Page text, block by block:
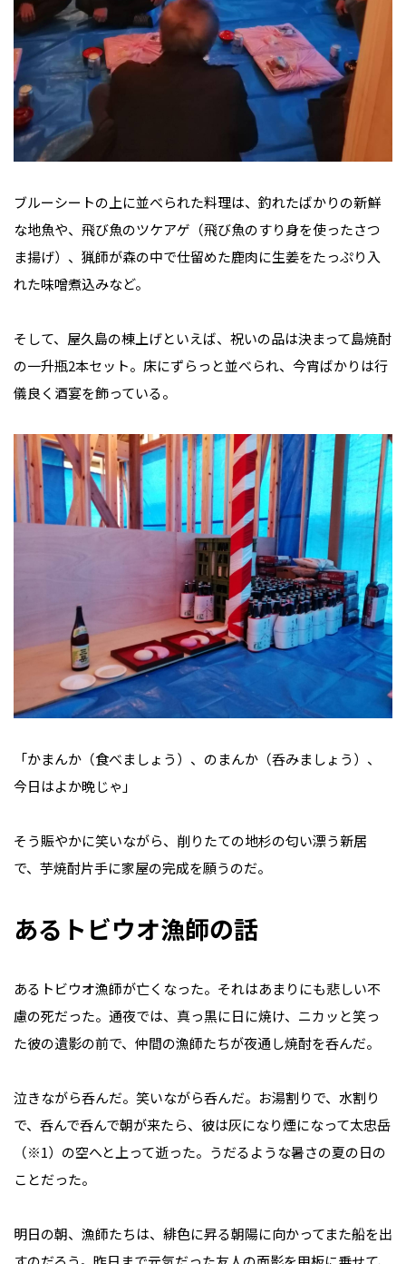
ブルーシートの上に並べられた料理は、釣れたばかりの新鮮
な地魚や、飛び魚のツケアゲ（飛び魚のすり身を使ったさつ
ま揚げ）、猟師が森の中で仕留めた鹿肉に生姜をたっぷり入
れた味噌煮込みなど。
そして、屋久島の棟上げといえば、祝いの品は決まって島焼酎
の一升瓶2本セット。床にずらっと並べられ、今宵ばかりは行
儀良く酒宴を飾っている。
「かまんか（食べましょう）、のまんか（呑みましょう）、
今日はよか晩じゃ」
そう賑やかに笑いながら、削りたての地杉の匂い漂う新居
で、芋焼酎片手に家屋の完成を願うのだ。
あるトビウオ漁師の話
あるトビウオ漁師が亡くなった。それはあまりにも悲しい不
慮の死だった。通夜では、真っ黒に日に焼け、ニカッと笑っ
た彼の遺影の前で、仲間の漁師たちが夜通し焼酎を呑んだ。
泣きながら呑んだ。笑いながら呑んだ。お湯割りで、水割り
で、呑んで呑んで朝が来たら、彼は灰になり煙になって太忠岳
（※1）の空へと上って逝った。うだるような暑さの夏の日の
ことだった。
明日の朝、漁師たちは、緋色に昇る朝陽に向かってまた船を出